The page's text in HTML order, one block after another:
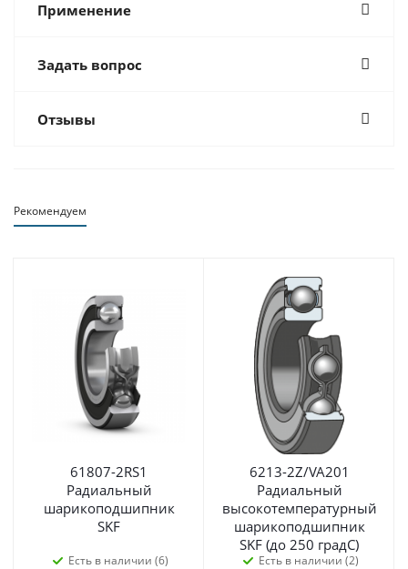
Применение
Задать вопрос
Отзывы
Рекомендуем
61807-2RS1
Радиальный
шарикоподшипник
SKF
Есть в наличии (6)
6213-2Z/VA201
Радиальный
высокотемпературный
шарикоподшипник
SKF (до 250 градС)
Есть в наличии (2)